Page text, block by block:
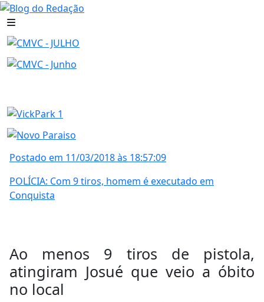
Postado em 11/03/2018 às 18:57:09
POLÍCIA: Com 9 tiros, homem é executado em
Conquista
Ao menos 9 tiros de pistola,
atingiram Josué que veio a óbito
no local